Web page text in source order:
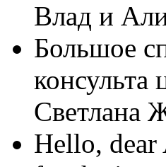
Влад и
Большое
Светлана
Hello,